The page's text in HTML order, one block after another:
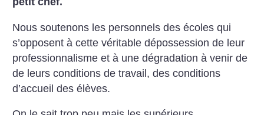
Nous soutenons les personnels des écoles qui
s’opposent à cette véritable dépossession de leur
professionnalisme et à une dégradation à venir de
de leurs conditions de travail, des conditions
d’accueil des élèves.